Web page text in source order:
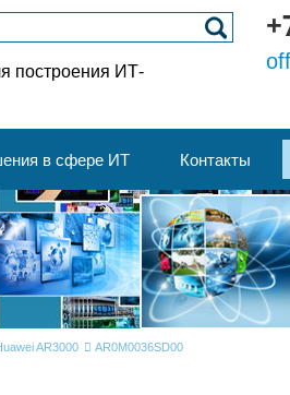
построения ИТ-
в сфере ИТ Контакты
AR3000 AR0M0036SD00